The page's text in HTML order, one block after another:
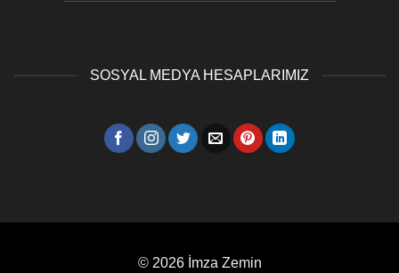
SOSYAL MEDYA HESAPLARIMIZ
© 2026 İmza Zemin